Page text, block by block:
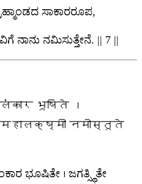
ಸಾಕಾರರೂಪ,
ನಾನು ನಮಿಸುತ್ತೇನೆ. || 7 ||
भूषिते ।
नमोस्तूते
ಭೂಷಿತೇ । ಜಗತ್ಸ್ಥಿತೇ